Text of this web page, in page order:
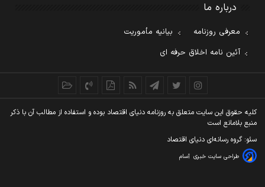
درباره ما
معرفی روزنامه
بیانیه مأموریت
آئین نامه اخلاق حرفه ای
کليه حقوق اين سايت متعلق به روزنامه دنيای اقتصاد بوده و استفاده از مطالب آن با ذکر
منبع بلامانع است
سئو: گروه رسانه‌ای دنیای اقتصاد
طراحی سایت خبری آسام